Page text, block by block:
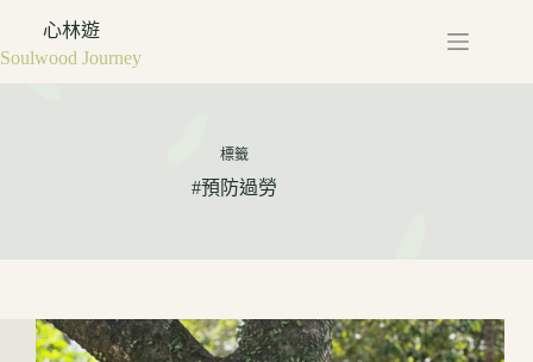
心林遊
Soulwood Journey
標籤
#預防過勞